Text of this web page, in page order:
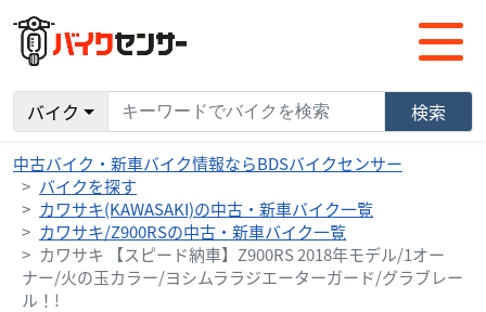
バイク 検索
中古バイク・新車バイク情報ならBDSバイクセンサー
バイクを探す
カワサキ(KAWASAKI)の中古・新車バイク一覧
カワサキ/Z900RSの中古・新車バイク一覧
カワサキ 【スピード納車】Z900RS 2018年モデル/1オー
ナー/火の玉カラー/ヨシムララジエーターガード/グラブレー
ル！!